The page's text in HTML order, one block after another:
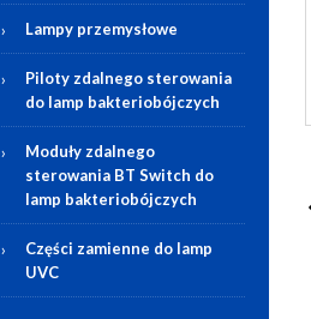
Lampy przemysłowe
Piloty zdalnego sterowania
do lamp bakteriobójczych
Moduły zdalnego
sterowania BT Switch do
lamp bakteriobójczych
Części zamienne do lamp
UVC